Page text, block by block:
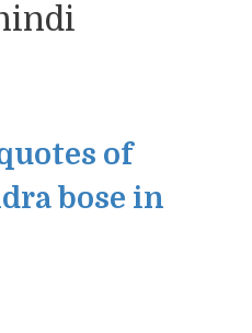
of
bose in